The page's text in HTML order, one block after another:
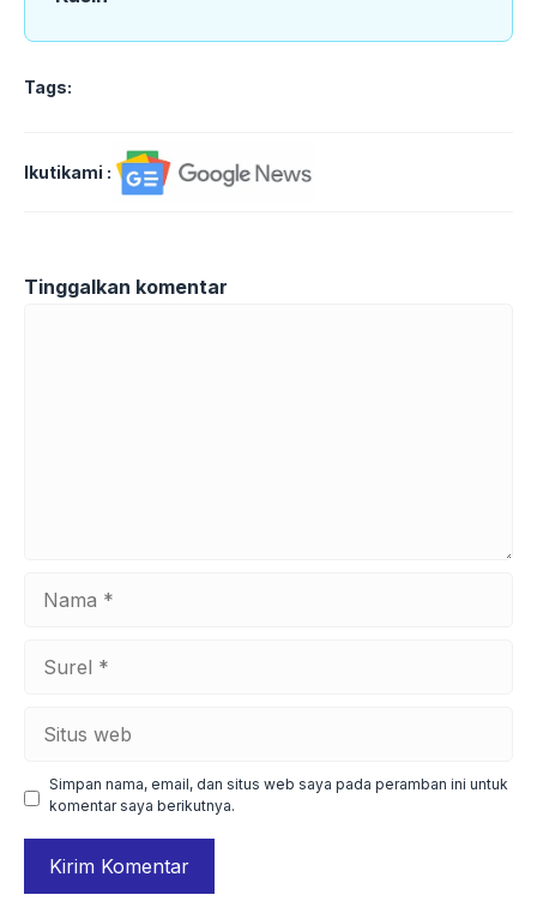
Tags:
Ikutikami :
Tinggalkan komentar
web
Simpan nama, email, dan situs web saya pada peramban ini untuk
komentar saya berikutnya.